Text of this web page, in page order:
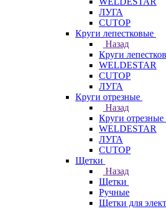
ЛУГА
CUTOP
Круги лепестковые
Назад
Круги
WELDESTAR
CUTOP
ЛУГА
Круги отрезные
Назад
Круги отрезные
WELDESTAR
ЛУГА
CUTOP
Щетки
Назад
Щетки
Ручные
Щетки для